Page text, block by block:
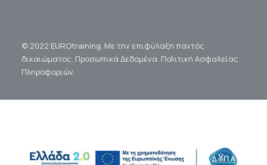
© 2022 EUROtraining. Με την επιφύλαξη παντός
δικαιώματος. Προσωπικά Δεδομένα. Πολιτική Ασφαλείας
Πληροφοριών.